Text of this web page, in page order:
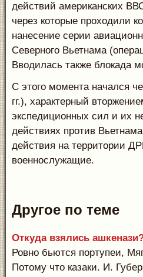
действий американских
через которые проходили
нанесение серии
Северного Вьетнама
Вводилась также блокада
С этого момента начался
гг.), характерный
экспедиционных сил и их
действиях против
действия на территории
военнослужащие.
Другое по теме
Откуда взялись
Ровно бьются портупеи,
Потому что казаки. И.